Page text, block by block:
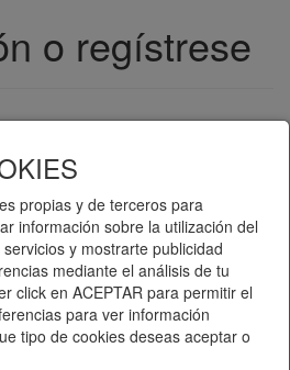
o regístrese
propias y de terceros para
información sobre la utilización del
y mostrarte publicidad
mediante el análisis de tu
click en ACEPTAR para permitir el
para ver información
tipo de cookies deseas aceptar o